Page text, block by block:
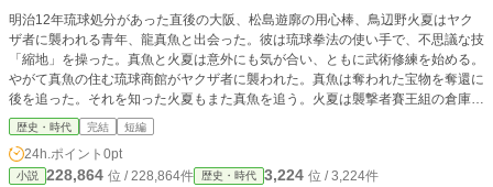
賃貸ハウジングの事件簿」街の小さな賃貸不動産の店を巻き
込んだ珍事件。 「Reincarnation (輪廻転生)」生まれ変わ
り。前世の記憶が甦る。彼女は俺の……。 ・ ・
・ ご興味がありましたら、 「晴れの日、あなた
にあいたい」 「インテグレイト・オブ・ソード」 「闘え！バ
ーニング・エンジェルズ」などの他の作品も宜しくお願い致
明治12年琉球処分があった直後の大阪、松島遊廓の用心棒、鳥辺野火夏はヤク
ザ者に襲われる青年、龍真魚と出会った。彼は琉球拳法の使い手で、不思議な技
「縮地」を操った。真魚と火夏は意外にも気が合い、ともに武術修練を始める。
やがて真魚の住む琉球商館がヤクザ者に襲われた。真魚は奪われた宝物を奪還に
後を追った。それを知った火夏もまた真魚を追う。火夏は襲撃者賽王組の倉庫で
真魚を見つけ、ともに賽王組を叩き潰して宝物を奪還した。そして火夏は、真魚
が琉球宮家の護衛者で、清への亡命工作のために大阪にいることを知る。果たし
て真魚は宮家を無事に清への亡命をさせることができるのか。火夏はそれを助け
られるのか。
歴史・時代 完結 短編
24h.ポイント 0pt
小説 228,864 位 / 228,864件 歴史・時代 3,224 位 / 3,224件